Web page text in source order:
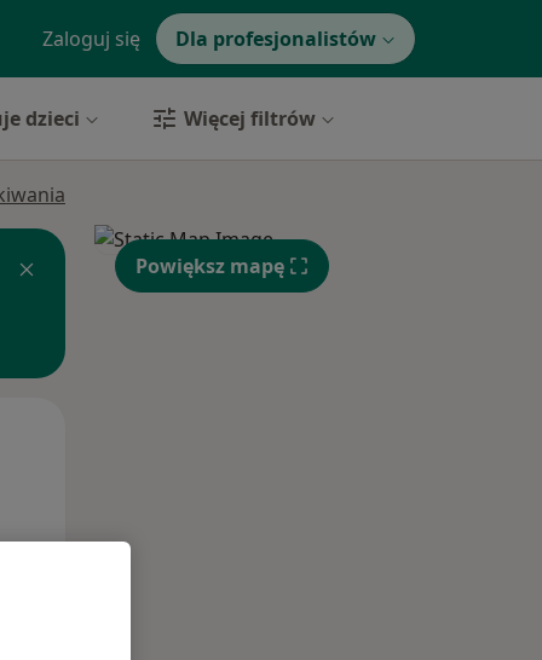
Zaloguj się Dla profesjonalistów
dzieci Więcej filtrów
Powiększ mapę